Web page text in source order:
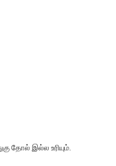
தோல் இல்ல உரியும்.